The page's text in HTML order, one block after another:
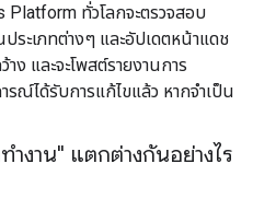
ทั่วโลกจะตรวจสอบ
ะเภทต่างๆ และอัปเดตหน้าแดช
และจะโพสต์รายงานการ
ารณ์ได้รับการแก้ไขแล้ว หากจำเป็น
งาน" แตกต่างกันอย่างไร